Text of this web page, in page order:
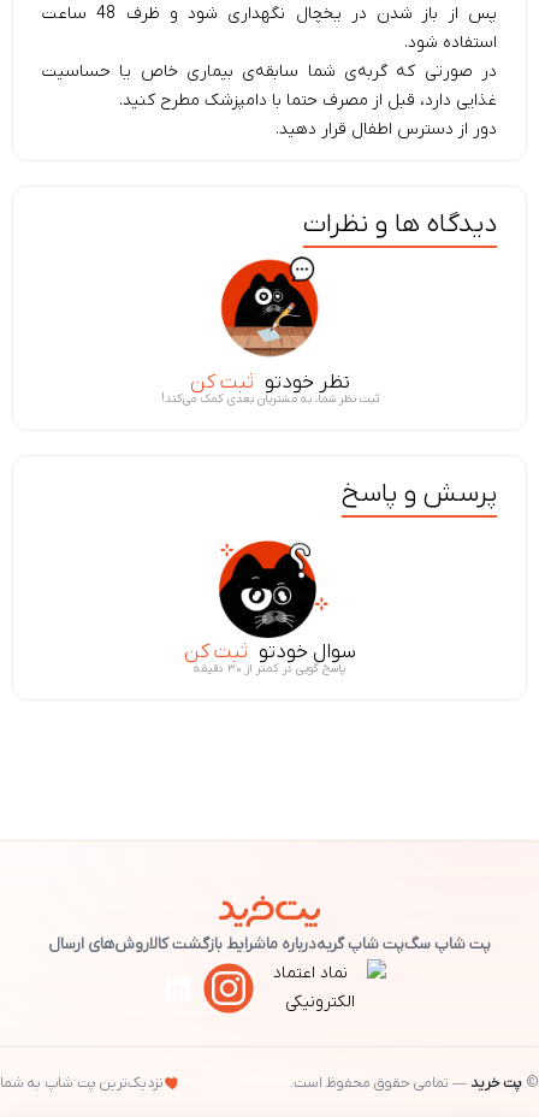
پس از باز شدن در یخچال نگهداری شود و ظرف 48 ساعت
استفاده شود.
در صورتی که گربه‌ی شما سابقه‌ی بیماری خاص یا حساسیت
غذایی دارد، قبل از مصرف حتما با دامپزشک مطرح کنید.
دور از دسترس اطفال قرار دهید.
دیدگاه ها و نظرات
نظر خودتو ثبت کن
ثبت نظر شما، به مشتریان بعدی کمک می‌کند!
پرسش و پاسخ
سوال خودتو ثبت کن
پاسخ گویی در کمتر از ۳۰ دقیقه
پت شاپ سگپت شاپ گربهدرباره ماشرایط بازگشت کالاروش‌های ارسال
© پت خرید— تمامی حقوق محفوظ است. نزدیک‌ترین پت شاپ به شما